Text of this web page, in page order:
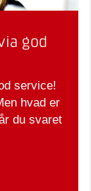
god
service!
hvad er
du svaret